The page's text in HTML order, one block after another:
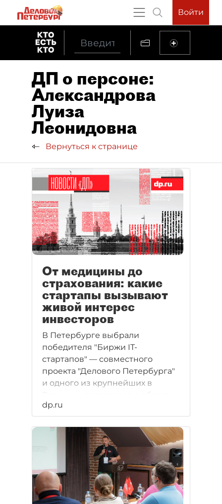
Войти
ДП о персоне:
Александрова
Луиза
Леонидовна
Вернуться к странице
От медицины до
страхования: какие
стартапы вызывают
живой интерес
инвесторов
В Петербурге выбрали
победителя "Биржи IT-
стартапов" — совместного
проекта "Делового Петербурга"
и одного из крупнейших в
информационной безопасности
"Газинформсервис". В этом году
конкурс привлёк внимание
почти трёх сотен компаний,
работающих в разных сферах.
dp.ru